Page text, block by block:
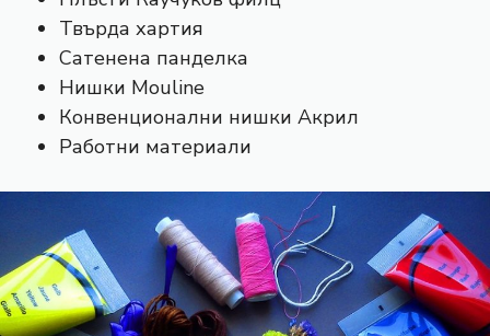
Твърда хартия
Сатенена панделка
Нишки Mouline
Конвенционални нишки Акрил
Работни материали